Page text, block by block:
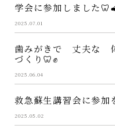
学会に参加しました
2025.07.01
歯みがきで 丈夫
づくり🦷✊
2025.06.04
救急蘇生講習会に参加
2025.05.02